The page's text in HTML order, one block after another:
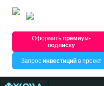
Оформитьпремиум-
подписку
Запрос инвестицийв проект